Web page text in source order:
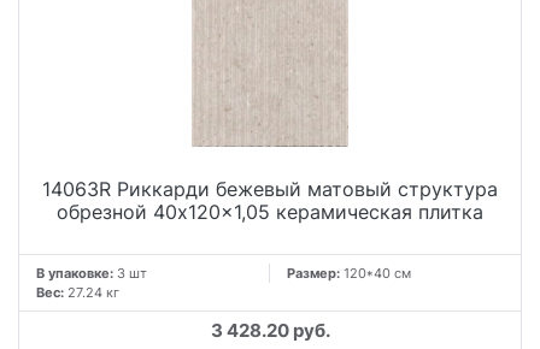
14063R Риккарди бежевый матовый структура
обрезной 40x120x1,05 керамическая плитка
В упаковке: 3 шт Размер: 120*40 см
Вес: 27.24 кг
3 428.20 руб.